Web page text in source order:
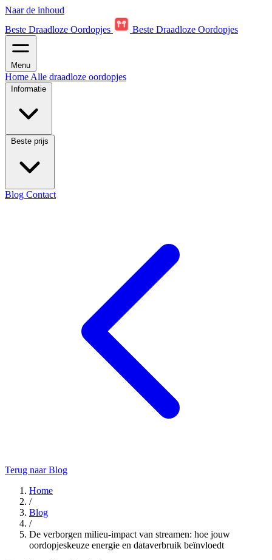
Naar de inhoud
Beste Draadloze Oordopjes
Beste Draadloze Oordopjes
Menu
Home Alle draadloze oordopjes
Informatie
Beste prijs
Blog Contact
Terug naar Blog
Home
/
Blog
/
De verborgen milieu-impact van streamen: hoe jouw
oordopjeskeuze energie en dataverbruik beïnvloedt